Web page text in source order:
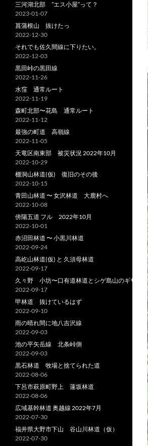
三河湖北部 ”エス小屋”って？
2023-01-07
菖蒲根山 抜けたっ
2022-12-30
それでも佐久間線に下りたい。
2022-12-03
黒田峠の黒田線
2022-11-26
水窪 通常ルート
2022-11-19
森町北部〜花島 通常ルート
2022-11-12
最強の町道 高嶺線
2022-11-05
天竜区南東部 被災状況 2022年10月
2022-10-29
棚洞山林道(仮) 復旧のその後
2022-10-15
青田山林道 〜 女沢林道 大鹿村へ
2022-10-08
傍陽五道 フル 2022年10月
2022-10-01
赤沼田林道 〜 小黒川林道
2022-09-24
高屹山林道(仮) と 久須母林道
2022-09-17
久々野 小坊〜口有道林道とシゲ島山のギザ
2022-09-17
甲林道 抜けているはず
2022-09-10
雨の晴れ間に地八吉沢線
2022-09-03
池の平矢岳線 北条峠側
2022-09-03
黒石林道 牧場と捨てられた道
2022-08-06
下呂市萩原町野上 蓮坂林道
2022-08-06
広域基幹林道 奥越線 2022年7月
2022-07-30
福井県大野市下山 谷山川林道（仮）
2022-07-30